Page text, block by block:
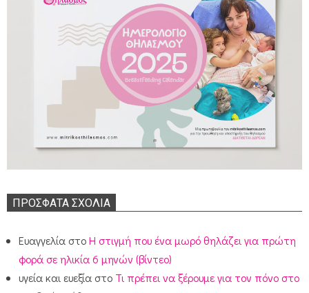
ΠΡΌΣΦΑΤΑ ΣΧΌΛΙΑ
Ευαγγελία στοΗ στιγμή που ένα μωρό θηλάζει για πρώτη
φορά σε ηλικία 6 μηνών (βίντεο)
υγεία και ευεξία στο Τι πρέπει να ξέρουμε για τον πόνο στο